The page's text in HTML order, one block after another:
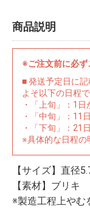
商品説明
※ご注文前に必
■ 発送予定日に
よそ以下の日程
・「上旬」：1
・「中旬」：11
・「下旬」：21
※具体的な日程の
【サイズ】直径
【素材】ブリキ
※製造工程上やむ
イラストレ
ーター